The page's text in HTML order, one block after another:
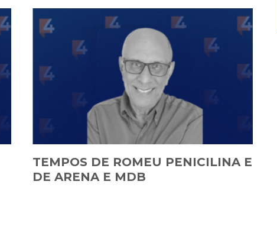
TEMPOS DE ROMEU PENICILINA E
DE ARENA E MDB